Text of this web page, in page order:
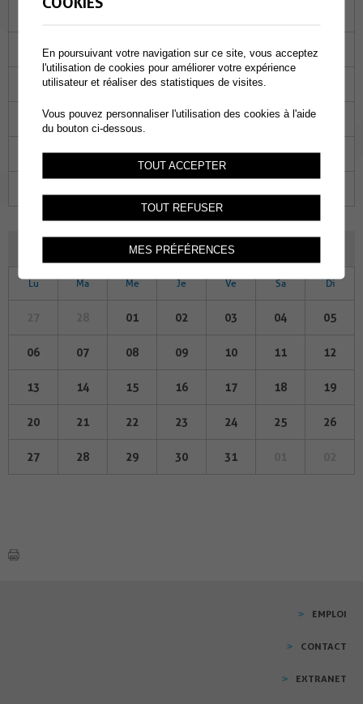
31 01 02 03 04
07 08 09 10
14 15 16 17 18
21 22 23 24 25
MARS 2023
Lu Ma Me Je Ve Sa Di
01 02 03 04 05
06 07 08 09 10 11 12
13 14 15 16 17 18 19
20 21 22 23 24 25 26
27 28 29 30 31
EMPLOI
CONTACT
EXTRANET
En poursuivant votre navigation sur ce site, vous acceptez
l'utilisation de cookies pour améliorer votre expérience
utilisateur et réaliser des statistiques de visites.
Vous pouvez personnaliser l'utilisation des cookies à l'aide
du bouton ci-dessous.
TOUT ACCEPTER
TOUT REFUSER
MES PRÉFÉRENCES